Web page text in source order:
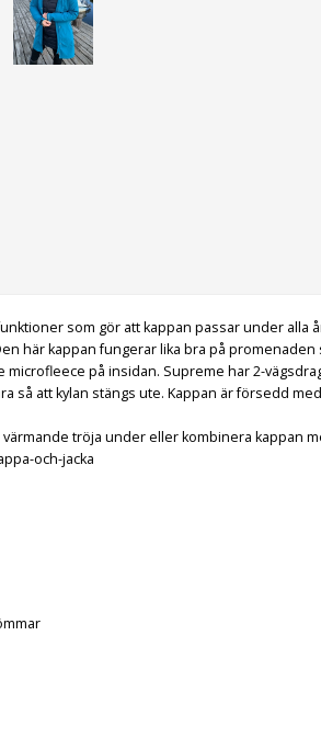
som gör att kappan passar under
här kappan fungerar lika bra på promenaden
på insidan. Supreme har 2-
så att kylan stängs ute. Kappan är försedd
tröja under eller kombinera kappan
och-jacka